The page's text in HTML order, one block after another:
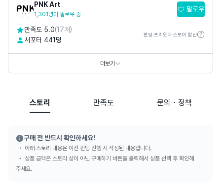
PNK Art
1,301명이 팔로우 중
팔로우
만족도 5.0(17개)
서포터 441명
펀딩·프리오더·스토어 합산
더보기
스토리 만족도 문의・정책
구매 전 반드시 확인하세요!
아래 스토리 내용은 이전 펀딩 진행 시 작성된 내용입니다.
상품 금액은 스토리 상이 아닌 구매하기 버튼을 클릭해서 상품 선택 후 확인해
주세요.